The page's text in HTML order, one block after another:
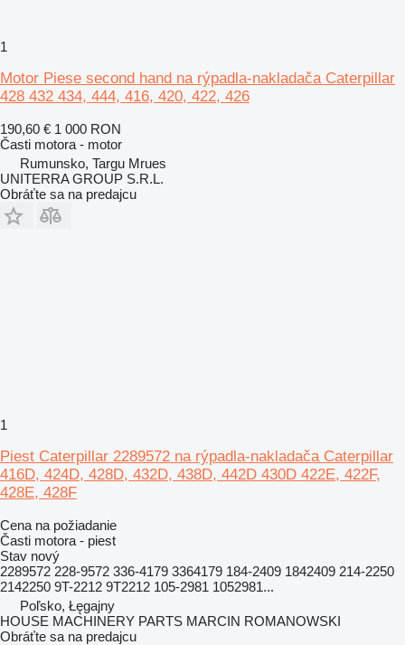
1
Motor Piese second hand na rýpadla-nakladača Caterpillar
428 432 434, 444, 416, 420, 422, 426
190,60 € 1 000 RON
Časti motora - motor
Rumunsko, Targu Mrues
UNITERRA GROUP S.R.L.
Obráťte sa na predajcu
1
Piest Caterpillar 2289572 na rýpadla-nakladača Caterpillar
416D, 424D, 428D, 432D, 438D, 442D 430D 422E, 422F,
428E, 428F
Cena na požiadanie
Časti motora - piest
Stav nový
2289572 228-9572 336-4179 3364179 184-2409 1842409 214-2250
2142250 9T-2212 9T2212 105-2981 1052981...
Poľsko, Łęgajny
HOUSE MACHINERY PARTS MARCIN ROMANOWSKI
Obráťte sa na predajcu